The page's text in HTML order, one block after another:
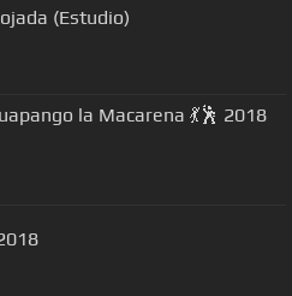
(Estudio)
la Macarena 💃🕺 2018